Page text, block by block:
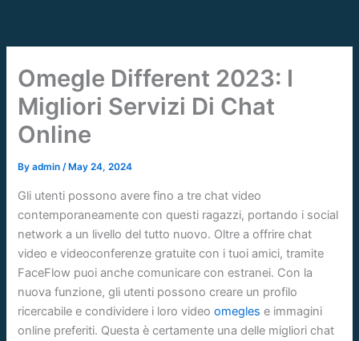
content
Omegle Different 2023: I
Migliori Servizi Di Chat
Online
Byadmin/ May 24, 2024
Gli utenti possono avere fino a tre chat video
contemporaneamente con questi ragazzi, portando i social
network a un livello del tutto nuovo. Oltre a offrire chat
video e videoconferenze gratuite con i tuoi amici, tramite
FaceFlow puoi anche comunicare con estranei. Con la
nuova funzione, gli utenti possono creare un profilo
ricercabile e condividere i loro videoomegles e immagini
online preferiti. Questa è certamente una delle migliori chat